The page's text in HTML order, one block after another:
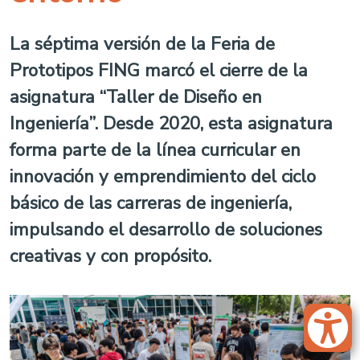
La séptima versión de la Feria de
Prototipos FING marcó el cierre de la
asignatura “Taller de Diseño en
Ingeniería”. Desde 2020, esta asignatura
forma parte de la línea curricular en
innovación y emprendimiento del ciclo
básico de las carreras de ingeniería,
impulsando el desarrollo de soluciones
creativas y con propósito.